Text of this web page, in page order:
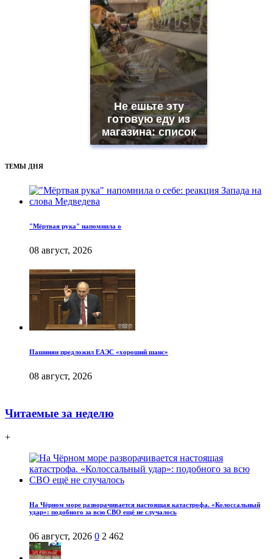
Не ешьте эту
готовую еду из
магазина: список
ТЕМЫ ДНЯ
"Мёртвая рука" напомнила о
08 август, 2026
Пашинян предложил ЕАЭС «хороший шанс»
08 август, 2026
Читаемые за неделю
+
На Чёрном море разворачивается настоящая катастрофа. «Колоссальный
удар»: подобного за всю СВО ещё не случалось
06 август, 2026 0 2 462